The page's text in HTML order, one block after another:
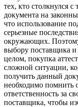
тех, кто столкнулся
документа на
что использование
серьезные
окружающих.
выбору поставщика и
целом, покупка
сложной ситуации,
получить данный
необходимо помнить
ответственность за
поставщика, чтобы